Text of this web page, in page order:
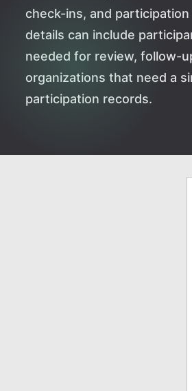
check-ins, and
details can include
needed for review, follow-
organizations that need a
participation records.